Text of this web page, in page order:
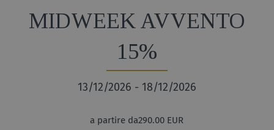
MIDWEEK AVVENTO
15%
13/12/2026 - 18/12/2026
a partire da290.00 EUR